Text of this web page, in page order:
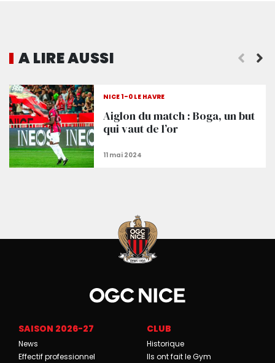
A LIRE AUSSI
NICE 1-0 LE HAVRE
Aiglon du match : Boga, un but
qui vaut de l’or
La conférence de presse après Nice 1-0 Le Havre
SAISON 2026-27
News
Effectif professionnel
CLUB
Historique
Ils ont fait le Gym